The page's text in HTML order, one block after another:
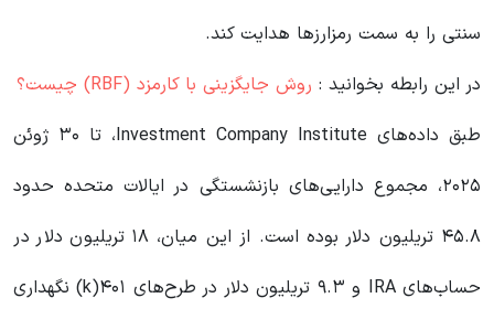
سنتی را به سمت رمزارزها هدایت کند.
در این رابطه بخوانید‌ : روش جایگزینی با کارمزد (RBF) چیست؟
طبق داده‌های Investment Company Institute، تا ۳۰ ژوئن
۲۰۲۵، مجموع دارایی‌های بازنشستگی در ایالات متحده حدود
۴۵.۸ تریلیون دلار بوده است. از این میان، ۱۸ تریلیون دلار در
حساب‌های IRA و ۹.۳ تریلیون دلار در طرح‌های ۴۰۱(k) نگهداری